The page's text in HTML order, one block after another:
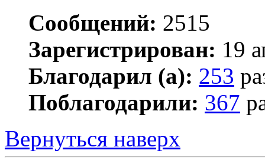
Сообщений: 2515
Зарегистрирован: 19
Благодарил (а): 253
Поблагодарили: 367
Вернуться наверх